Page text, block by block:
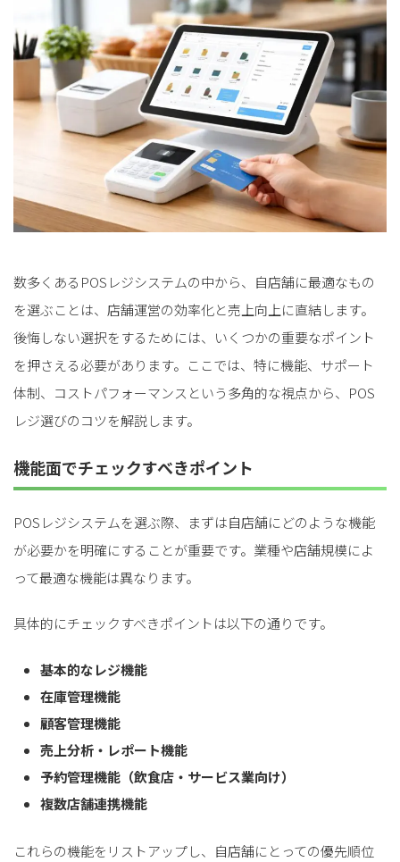
数多くあるPOSレジシステムの中から、自店舗に最適なもの
を選ぶことは、店舗運営の効率化と売上向上に直結します。
後悔しない選択をするためには、いくつかの重要なポイント
を押さえる必要があります。ここでは、特に機能、サポート
体制、コストパフォーマンスという多角的な視点から、POS
レジ選びのコツを解説します。
機能面でチェックすべきポイント
POSレジシステムを選ぶ際、まずは自店舗にどのような機能
が必要かを明確にすることが重要です。業種や店舗規模によ
って最適な機能は異なります。
具体的にチェックすべきポイントは以下の通りです。
基本的なレジ機能
在庫管理機能
顧客管理機能
売上分析・レポート機能
予約管理機能（飲食店・サービス業向け）
複数店舗連携機能
これらの機能をリストアップし、自店舗にとっての優先順位